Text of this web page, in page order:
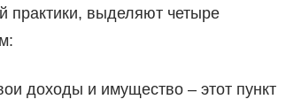
практики, выделяют четыре
доходы и имущество – этот пункт